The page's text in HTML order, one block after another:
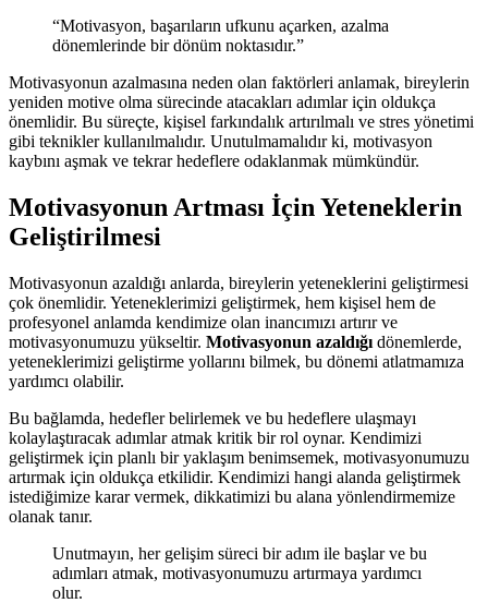
“Motivasyon, başarıların ufkunu açarken, azalma
dönemlerinde bir dönüm noktasıdır.”
Motivasyonun azalmasına neden olan faktörleri anlamak, bireylerin
yeniden motive olma sürecinde atacakları adımlar için oldukça
önemlidir. Bu süreçte, kişisel farkındalık artırılmalı ve stres yönetimi
gibi teknikler kullanılmalıdır. Unutulmamalıdır ki, motivasyon
kaybını aşmak ve tekrar hedeflere odaklanmak mümkündür.
Motivasyonun Artması İçin Yeteneklerin
Geliştirilmesi
Motivasyonun azaldığı anlarda, bireylerin yeteneklerini geliştirmesi
çok önemlidir. Yeteneklerimizi geliştirmek, hem kişisel hem de
profesyonel anlamda kendimize olan inancımızı artırır ve
motivasyonumuzu yükseltir. Motivasyonun azaldığı dönemlerde,
yeteneklerimizi geliştirme yollarını bilmek, bu dönemi atlatmamıza
yardımcı olabilir.
Bu bağlamda, hedefler belirlemek ve bu hedeflere ulaşmayı
kolaylaştıracak adımlar atmak kritik bir rol oynar. Kendimizi
geliştirmek için planlı bir yaklaşım benimsemek, motivasyonumuzu
artırmak için oldukça etkilidir. Kendimizi hangi alanda geliştirmek
istediğimize karar vermek, dikkatimizi bu alana yönlendirmemize
olanak tanır.
Unutmayın, her gelişim süreci bir adım ile başlar ve bu
adımları atmak, motivasyonumuzu artırmaya yardımcı
olur.